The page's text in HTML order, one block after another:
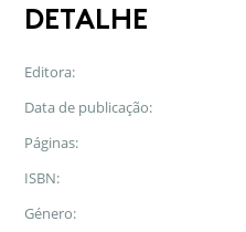
DETALHE
Editora:
Data de publicação:
Páginas:
ISBN:
Género: